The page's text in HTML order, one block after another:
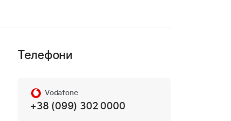
Телефони
Vodafone
+38 (099) 302 0000